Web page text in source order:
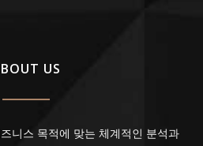
US
니스 목적에 맞는 체계적인 분석과